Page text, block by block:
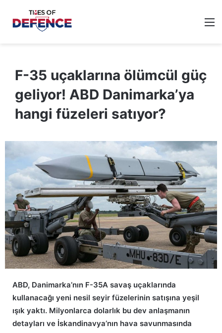
F-35 uçaklarına ölümcül güç
geliyor! ABD Danimarka’ya
hangi füzeleri satıyor?
ABD, Danimarka’nın F-35A savaş uçaklarında
kullanacağı yeni nesil seyir füzelerinin satışına yeşil
ışık yaktı. Milyonlarca dolarlık bu dev anlaşmanın
detayları ve İskandinavya’nın hava savunmasında